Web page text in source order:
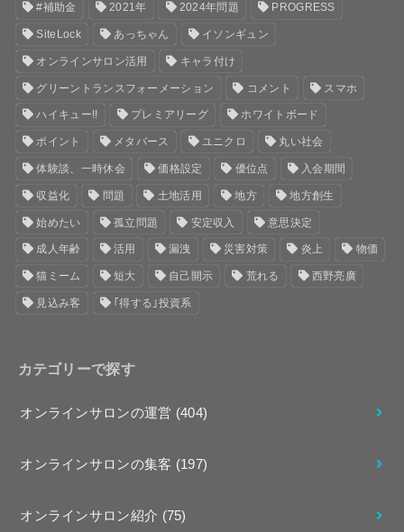
#補助金 2021年 2024年問題 PROGRESS
SiteLock あっちゃん イソンギュン
オンラインサロン活用 キャラ付け
グリーントランスフォーメーション コメント スマホ
ハイキュー!! プレミアリーグ ホワイトボード
ポイント メタバース ユニクロ 丸い社会
体験談、一時休会 価格設定 優位点 入会期間
収益化 問題 土地活用 地方 地方創生
始めたい 孤立問題 安定収入 意思決定
成人年齢 活用 漏洩 災害対策 炎上 物価
猫ミーム 短大 自己開示 荒れる 西野亮廣
見込み客 ｢得する｣投資系
カテゴリーで探す
オンラインサロンの運営 (404)
オンラインサロンの集客 (197)
オンラインサロン紹介 (75)